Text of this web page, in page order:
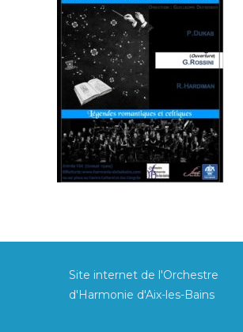
Site internet de l'Orchestre
d'Harmonie d'Aix-les-Bains